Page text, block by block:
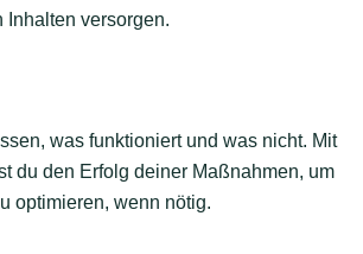
Inhalten versorgen.
was funktioniert und was nicht. Mit
du den Erfolg deiner Maßnahmen, um
optimieren, wenn nötig.